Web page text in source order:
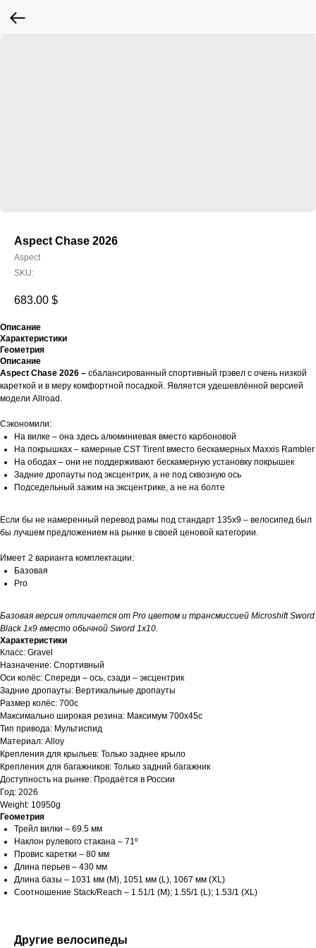
Aspect Chase 2026
Aspect
SKU:
683.00 $
Описание
Характеристики
Геометрия
Описание
Aspect Chase 2026 – сбалансированный спортивный грэвел с очень низкой
кареткой и в меру комфортной посадкой. Является удешевлённой версией
модели Allroad.
Сэкономили:
На вилке – она здесь алюминиевая вместо карбоновой
На покрышках – камерные CST Tirent вместо бескамерных Maxxis Rambler
На ободах – они не поддерживают бескамерную установку покрышек
Задние дропауты под эксцентрик, а не под сквозную ось
Подседельный зажим на эксцентрике, а не на болте
Если бы не намеренный перевод рамы под стандарт 135х9 – велосипед был
бы лучшем предложением на рынке в своей ценовой категории.
Имеет 2 варианта комплектации:
Базовая
Pro
Базовая версия отличается от Pro цветом и трансмиссией Microshift Sword
Black 1х9 вместо обычной Sword 1х10.
Характеристики
Класс: Gravel
Назначение: Спортивный
Оси колёс: Спереди – ось, сзади – эксцентрик
Задние дропауты: Вертикальные дропауты
Размер колёс: 700c
Максимально широкая резина: Максимум 700x45c
Тип привода: Мультиспид
Материал: Alloy
Крепления для крыльев: Только заднее крыло
Крепления для багажников: Только задний багажник
Доступность на рынке: Продаётся в России
Год: 2026
Weight: 10950g
Геометрия
Трейл вилки – 69.5 мм
Наклон рулевого стакана – 71º
Провис каретки – 80 мм
Длина перьев – 430 мм
Длина базы – 1031 мм (M), 1051 мм (L), 1067 мм (XL)
Соотношение Stack/Reach – 1.51/1 (M); 1.55/1 (L); 1.53/1 (XL)
Другие велосипеды